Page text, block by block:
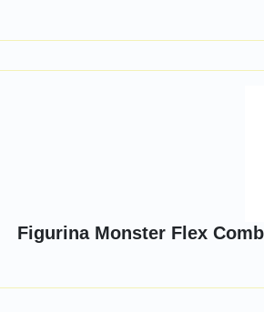
Figurina Monster Flex